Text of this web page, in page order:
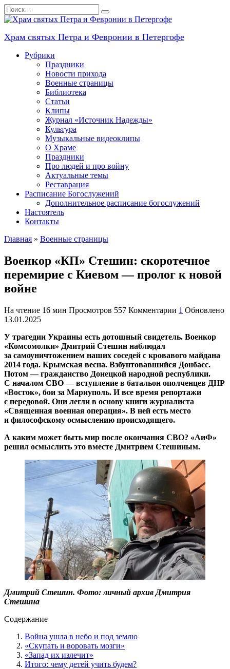
Перейти
к
содержанию
Search
for:
Храм святых Петра и Февронии в Петергофе
Рубрики
Праздники
Новости прихода
Военные страницы
Библиотека
Статьи
Клипы
Журнал «Источник Надежды»
Культура
Музыкальные видеоклипы
О Храме
Праздники
Про людей и про войну
Актуальные темы
Реставрация
Расписание Богослужений
Дополнительное расписание богослужений
Настоятель
Контакты
Главная » Военные страницы
Военкор «КП» Стешин: скоротечное
перемирие с Киевом — пролог к новой
войне
На чтение 16 мин Просмотров 557 Комментарии 1 Обновлено
13.01.2025
У трагедии Украины есть дотошный свидетель. Военкор
«Комсомолки» Дмитрий Стешин наблюдал
за самоуничтожением наших соседей с кровавого майдана
2014 года. Крымская весна. Взбунтовавшийся Донбасс.
Потом — гражданство Донецкой народной республики.
С началом СВО — вступление в батальон ополченцев ДНР
«Восток», бои за Мариуполь. И все время репортажи
с передовой. Они легли в основу книги журналиста
«Священная военная операция». В ней есть место
и философскому осмыслению происходящего.
А каким может быть мир после окончания СВО? «АиФ»
решил осмыслить это вместе Дмитрием Стешиным.
Дмитрий Стешин. Фото: личный архив Дмитрия
Стешина
Содержание
Война ушла в небо и под землю
«Скупать и воровать мозги»
«Запад их излечит»
Итого: чему детей учить будем?